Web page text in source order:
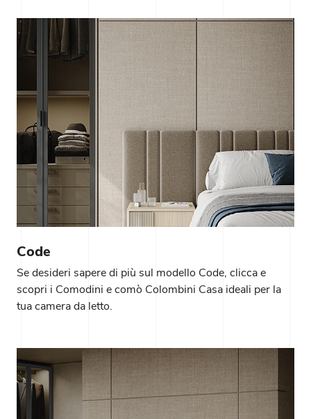
Code
Se desideri sapere di più sul modello Code, clicca e
scopri i Comodini e comò Colombini Casa ideali per la
tua camera da letto.